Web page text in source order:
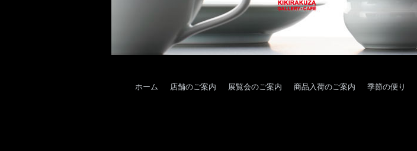
ホーム 店舗のご案内 展覧会のご案内 商品入荷のご案内 季節の便り